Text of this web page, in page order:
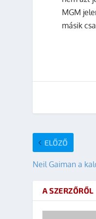
MGM
másik
ELŐZŐ
Neil Gaiman a
A SZERZŐRŐL